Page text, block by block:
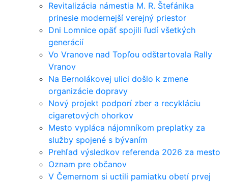
Revitalizácia námestia M. R. Štefánika
prinesie modernejší verejný priestor
Dni Lomnice opäť spojili ľudí všetkých
generácií
Vo Vranove nad Topľou odštartovala Rally
Vranov
Na Bernolákovej ulici došlo k zmene
organizácie dopravy
Nový projekt podporí zber a recykláciu
cigaretových ohorkov
Mesto vypláca nájomníkom preplatky za
služby spojené s bývaním
Prehľad výsledkov referenda 2026 za mesto
Oznam pre občanov
V Čemernom si uctili pamiatku obetí prvej